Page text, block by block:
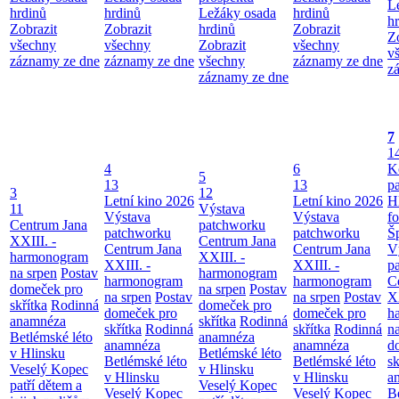
hrdinů
Zobrazit
všechny
záznamy ze dne
hrdinů
Zobrazit
všechny
záznamy ze dne
Ležáky osada
hrdinů
Zobrazit
všechny
záznamy ze dne
hrdinů
Zobrazit
všechny
záznamy ze dne
3
11
Centrum Jana
XXIII. -
harmonogram
na srpen Postav
domeček pro
skřítka Rodinná
anamnéza
Betlémské léto
v Hlinsku
Veselý Kopec
patří dětem a
4
13
Letní kino 2026
Výstava
patchworku
Centrum Jana
XXIII. -
harmonogram
na srpen Postav
domeček pro
skřítka Rodinná
anamnéza
Betlémské léto
v Hlinsku
Veselý Kopec
5
12
Výstava
patchworku
Centrum Jana
XXIII. -
harmonogram
na srpen Postav
domeček pro
skřítka Rodinná
anamnéza
Betlémské léto
v Hlinsku
Veselý Kopec
6
13
Letní kino 2026
Výstava
patchworku
Centrum Jana
XXIII. -
harmonogram
na srpen Postav
domeček pro
skřítka Rodinná
anamnéza
Betlémské léto
v Hlinsku
Veselý Kopec
7